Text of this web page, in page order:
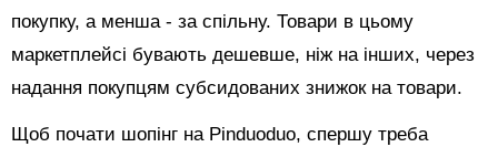
покупку, а менша - за спільну. Товари в цьому
маркетплейсі бувають дешевше, ніж на інших, через
надання покупцям субсидованих знижок на товари.
Щоб почати шопінг на Pinduoduo, спершу треба